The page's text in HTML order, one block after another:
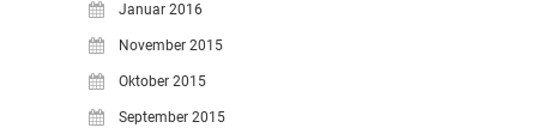
Januar 2016
November 2015
Oktober 2015
September 2015